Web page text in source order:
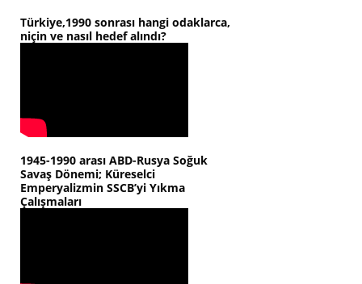
Türkiye,1990 sonrası hangi odaklarca,
niçin ve nasıl hedef alındı?
1945-1990 arası ABD-Rusya Soğuk
Savaş Dönemi; Küreselci
Emperyalizmin SSCB’yi Yıkma
Çalışmaları